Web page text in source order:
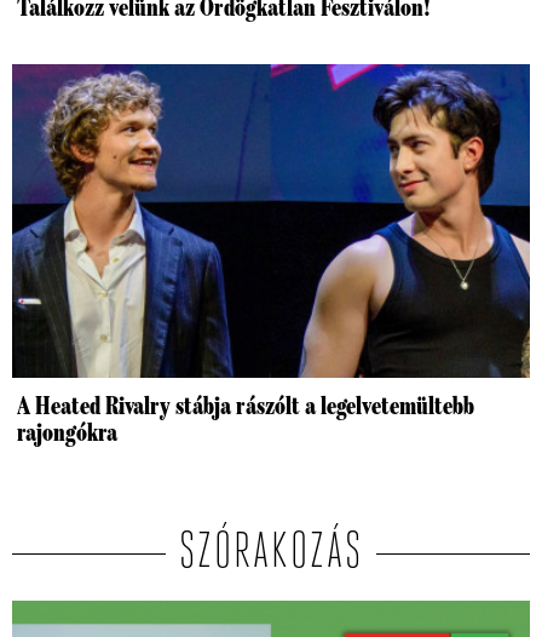
Találkozz velünk az Ördögkatlan Fesztiválon!
A Heated Rivalry stábja rászólt a legelvetemültebb
rajongókra
SZÓRAKOZÁS